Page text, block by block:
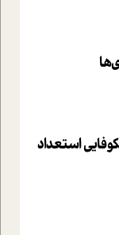
ا‌ستعداد